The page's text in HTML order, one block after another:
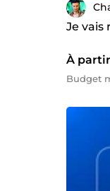
Je vais
À
Budget